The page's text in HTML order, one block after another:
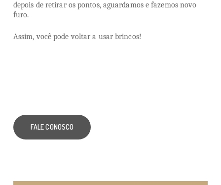
depois de retirar os pontos, aguardamos e fazemos novo
furo.
Assim, você pode voltar a usar brincos!
FALE CONOSCO